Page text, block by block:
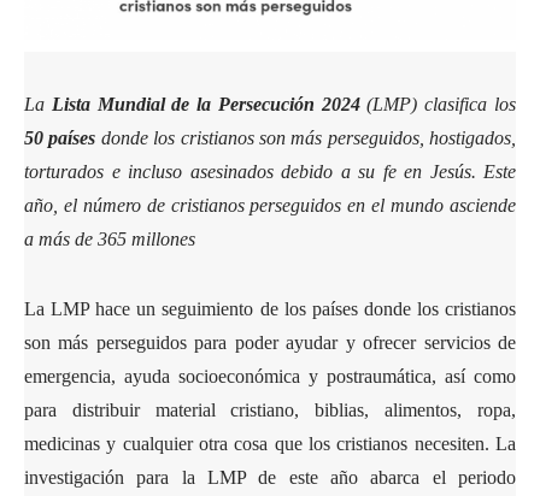
La Lista Mundial de la Persecución 2024(LMP) clasifica los
50 países donde los cristianos son más perseguidos, hostigados,
torturados e incluso asesinados debido a su fe en Jesús. Este
año, el número de cristianos perseguidos en el mundo asciende
a más de 365 millones
La LMP hace un seguimiento de los países donde los cristianos
son más perseguidos para poder ayudar y ofrecer servicios de
emergencia, ayuda socioeconómica y postraumática, así como
para distribuir material cristiano, biblias, alimentos, ropa,
medicinas y cualquier otra cosa que los cristianos necesiten. La
investigación para la LMP de este año abarca el periodo